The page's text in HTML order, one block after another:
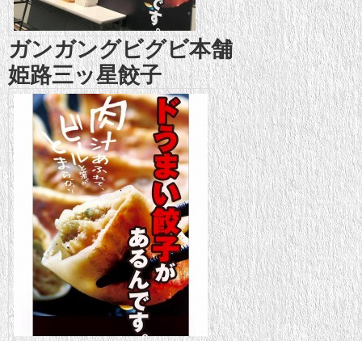
ガンガングビグビ本舗
姫路三ッ星餃子